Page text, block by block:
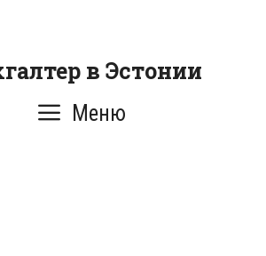
в Эстонии
Меню